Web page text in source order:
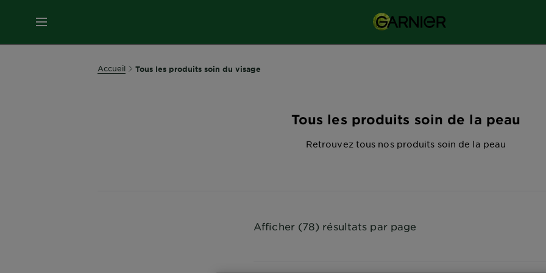
MENU
Accueil Tous les produits soin du visage
Tous les produits soin de la peau
Retrouvez tous nos produits soin de la peau
Afficher (78) résultats par page